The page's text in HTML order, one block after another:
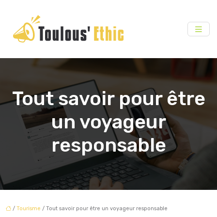
Tout savoir pour être
un voyageur
responsable
/ Tourisme / Tout savoir pour être un voyageur responsable